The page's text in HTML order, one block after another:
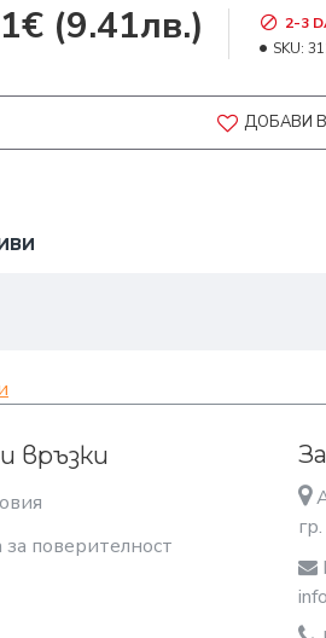
(9.41лв.)
2-3
SKU:
ДОБАВИ
връзки
поверителност